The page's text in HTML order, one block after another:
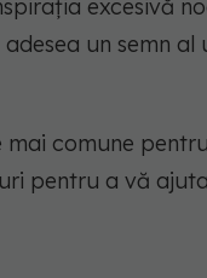
excesivă
un semn al
comune
pentru a vă